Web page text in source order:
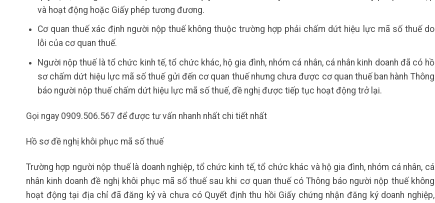
và hoạt động hoặc Giấy phép tương đương.
Cơ quan thuế xác định người nộp thuế không thuộc trường hợp phải chấm dứt hiệu lực mã số thuế do
lỗi của cơ quan thuế.
Người nộp thuế là tổ chức kinh tế, tổ chức khác, hộ gia đình, nhóm cá nhân, cá nhân kinh doanh đã có hồ
sơ chấm dứt hiệu lực mã số thuế gửi đến cơ quan thuế nhưng chưa được cơ quan thuế ban hành Thông
báo người nộp thuế chấm dứt hiệu lực mã số thuế, đề nghị được tiếp tục hoạt động trở lại.
Gọi ngay 0909.506.567 để được tư vấn nhanh nhất chi tiết nhất
Hồ sơ đề nghị khôi phục mã số thuế
Trường hợp người nộp thuế là doanh nghiệp, tổ chức kinh tế, tổ chức khác và hộ gia đình, nhóm cá nhân, cá
nhân kinh doanh đề nghị khôi phục mã số thuế sau khi cơ quan thuế có Thông báo người nộp thuế không
hoạt động tại địa chỉ đã đăng ký và chưa có Quyết định thu hồi Giấy chứng nhận đăng ký doanh nghiệp,